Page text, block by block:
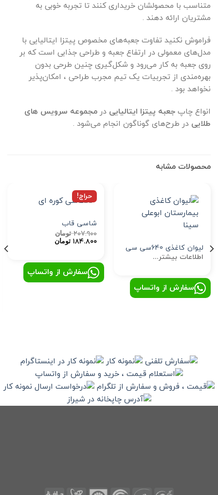
متناسب با محصولشان خریداری کنند تا تجربه خوبی به
مشتریان ارائه دهند .
فراموش نکنید تفاوت جعبه‌های مخصوص پیتزا ایتالیایی با
مدل‌های معمولی در ارتفاع جعبه و طراحی جذابی است که بر
روی جعبه به کار می‌رود و شکل‌گیری چنین طرحی بدون
بهره‌مندی از تجربیات یک تیم مجرب طراحی ، امکان‌پذیر
نخواهد بود .
انواع چاپ جعبه پیتزا ایتالیایی در مجموعه سرویس های
طلایی در طرح‌های گوناگون انجام می‌شود .
محصولات مشابه
لیوان کاغذی 640سی سی
اطلاعات بیشتر...
سفارش از واتساپ
حراج!
شاسی قاب
۲۰۷.۹۰۰ تومان
قیمت
اصلی:
بود.
۱۸۴.۸۰۰ تومانقیمت
فعلی:
سفارش از واتساپ